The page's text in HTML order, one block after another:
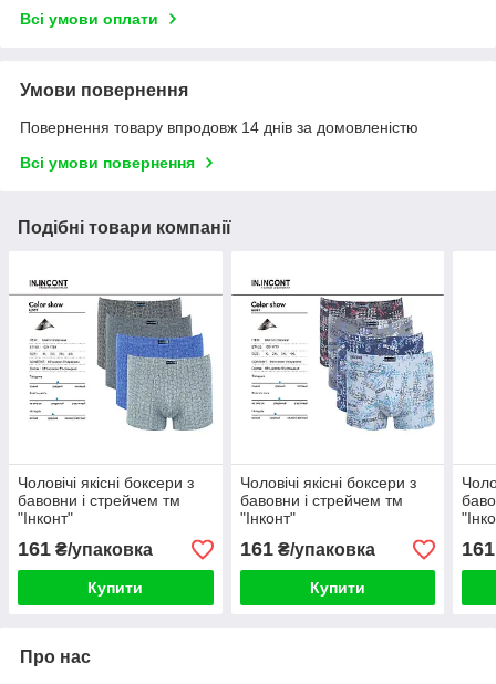
Всі умови оплати
Умови повернення
Повернення товару впродовж 14 днів за домовленістю
Всі умови повернення
Подібні товари компанії
Чоловічі якісні боксери з
бавовни і стрейчем тм
"Інконт"
161 ₴/упаковка
Купити
Чоловічі якісні боксери з
бавовни і стрейчем тм
"Інконт"
161₴/упаковка
Купити
161
Про нас